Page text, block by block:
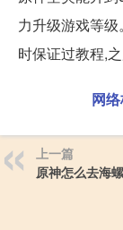
力升级游戏等
时保证过教程,
网络
上一篇
原神怎么去海